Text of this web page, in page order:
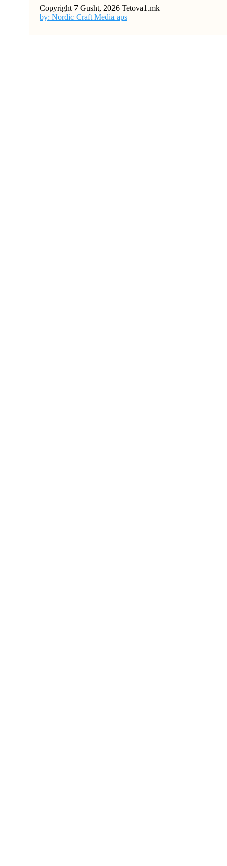
Copyright 7 Gusht, 2026 Tetova1.mk
by: Nordic Craft Media aps